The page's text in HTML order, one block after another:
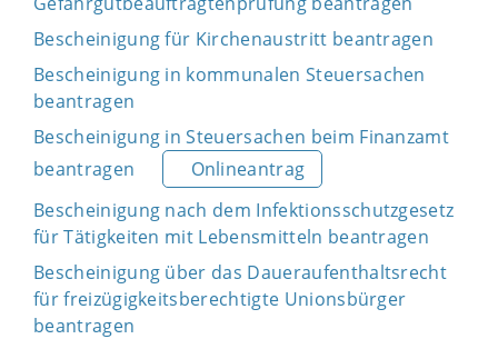
Bescheinigung für Kirchenaustritt beantragen
Bescheinigung in kommunalen Steuersachen
beantragen
Bescheinigung in Steuersachen beim Finanzamt
beantragen
Onlineantrag
Bescheinigung nach dem Infektionsschutzgesetz
für Tätigkeiten mit Lebensmitteln beantragen
Bescheinigung über das Daueraufenthaltsrecht
für freizügigkeitsberechtigte Unionsbürger
beantragen